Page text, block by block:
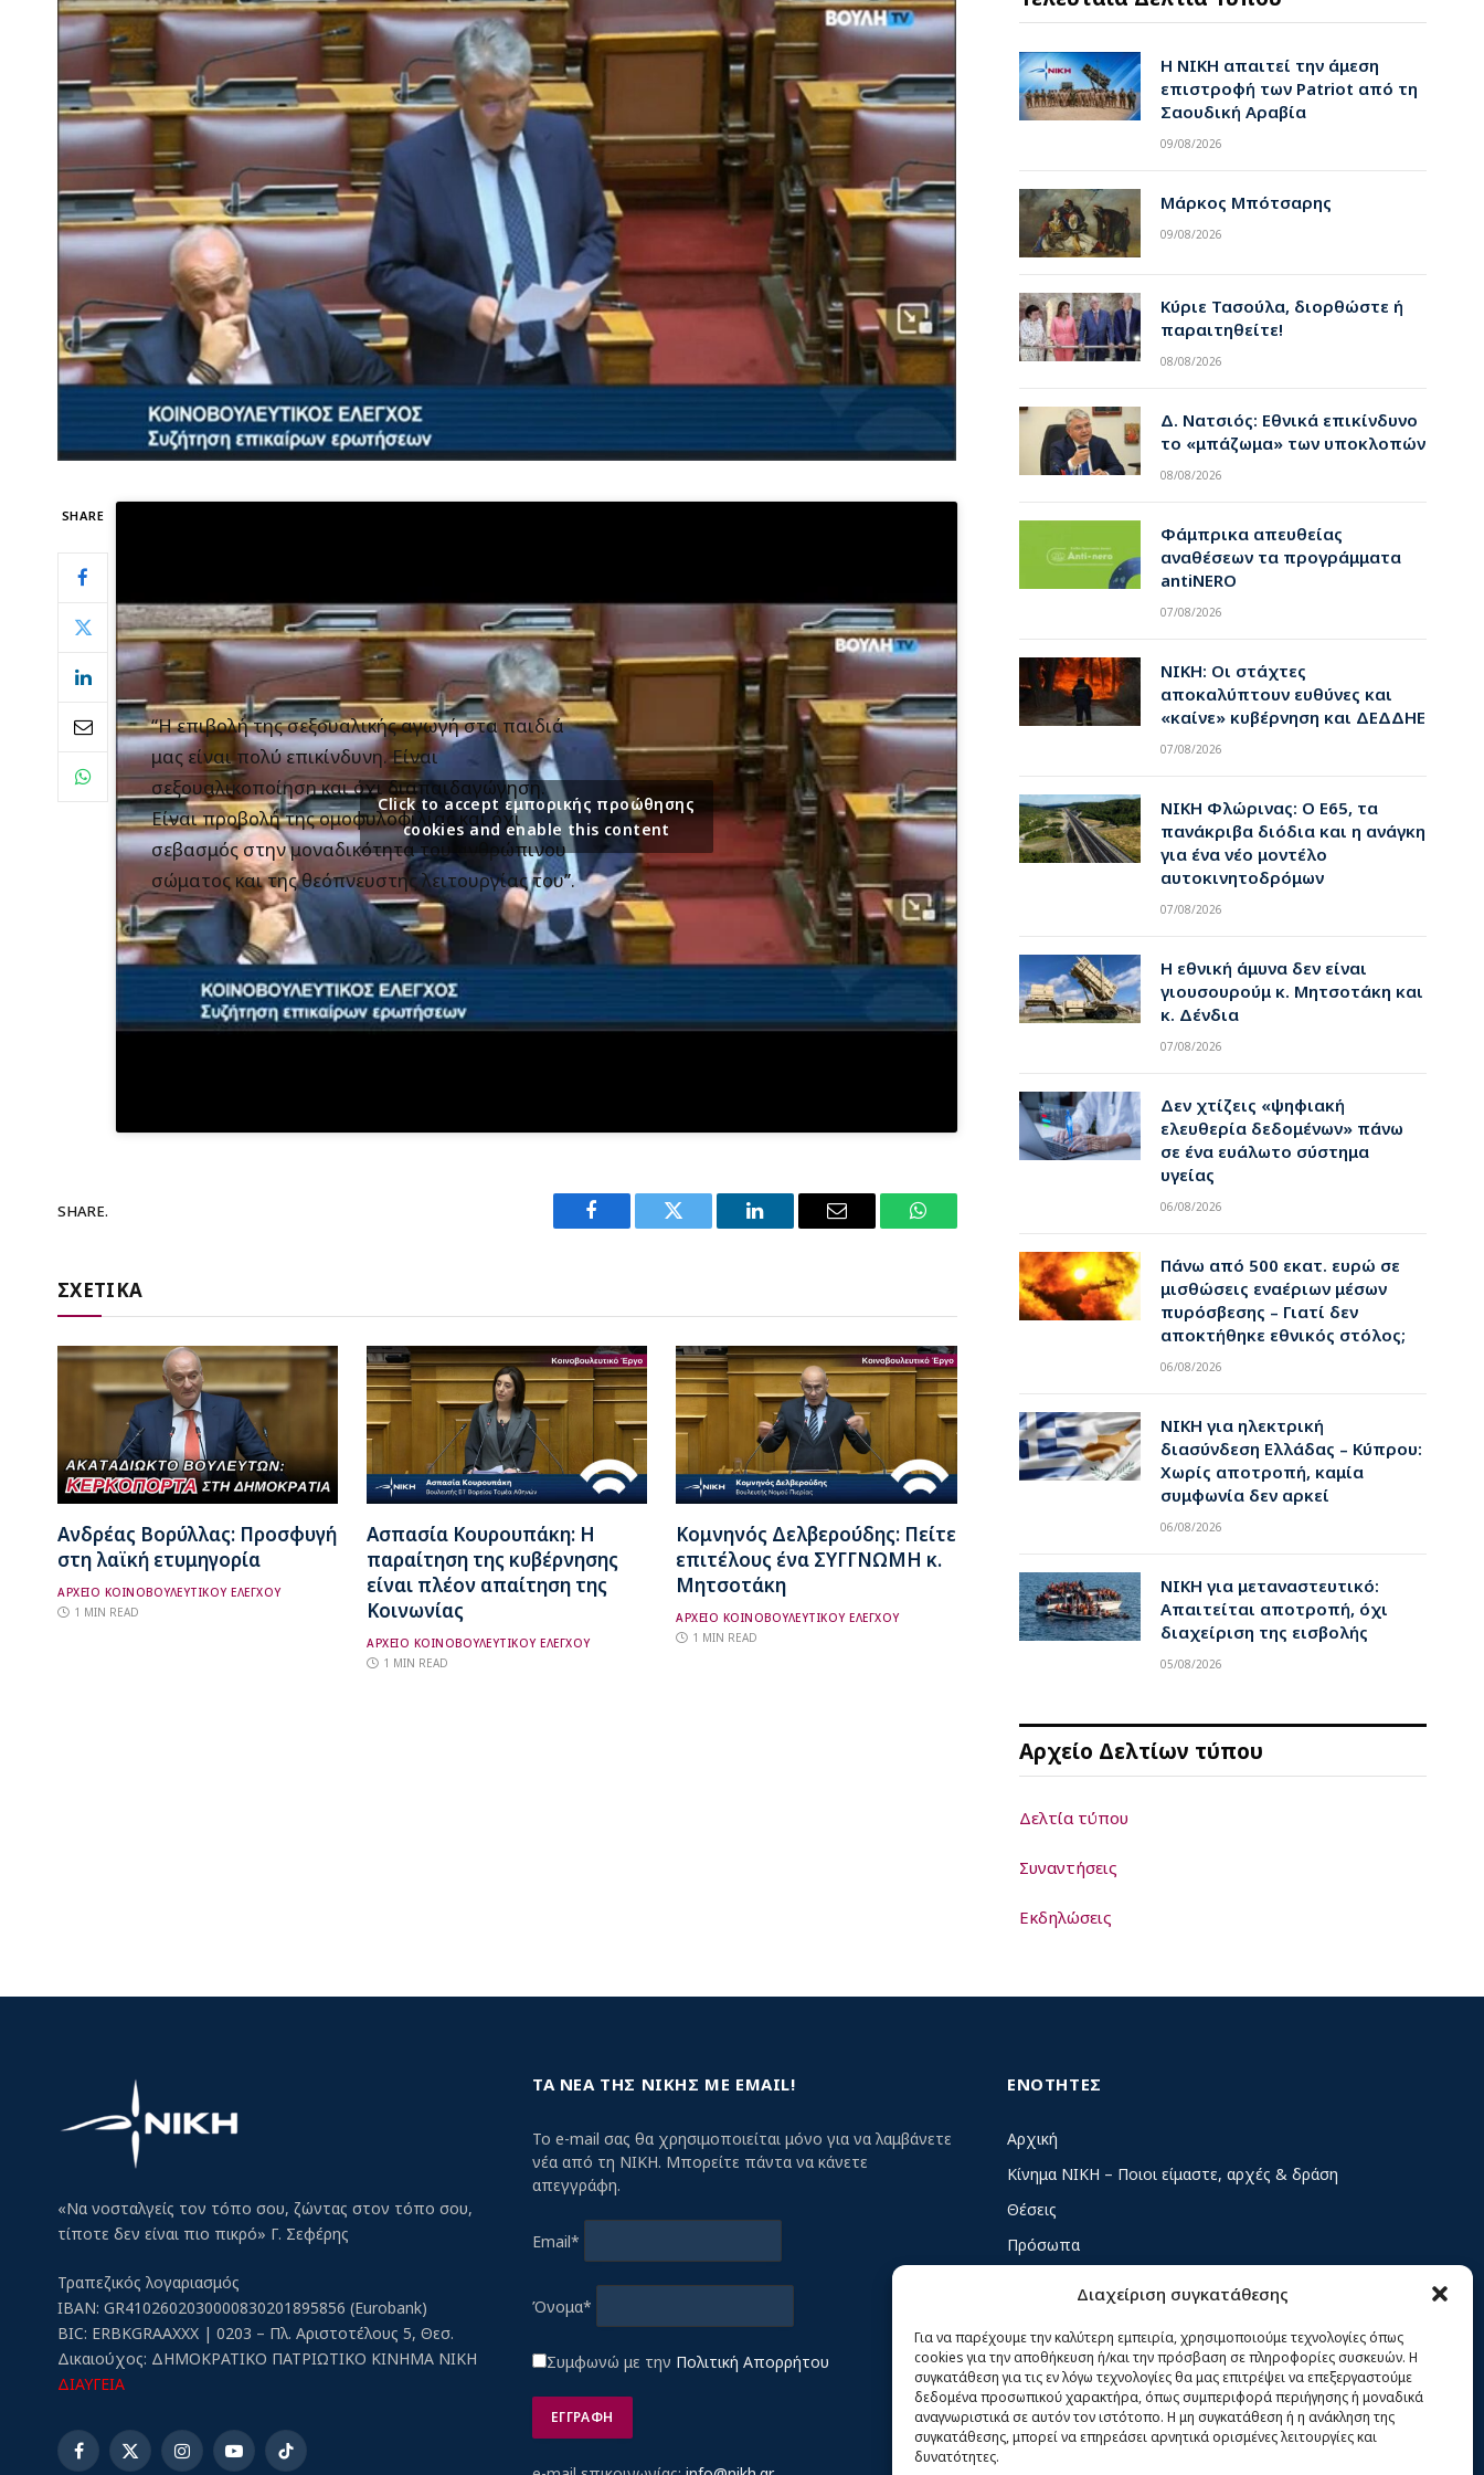
Διαχείριση συγκατάθεσης
Για να παρέχουμε την καλύτερη εμπειρία, χρησιμοποιούμε τεχνολογίες όπως
cookies για την αποθήκευση ή/και την πρόσβαση σε πληροφορίες συσκευών. Η
συγκατάθεση για τις εν λόγω τεχνολογίες θα μας επιτρέψει να επεξεργαστούμε
δεδομένα προσωπικού χαρακτήρα, όπως συμπεριφορά περιήγησης ή μοναδικά
αναγνωριστικά σε αυτόν τον ιστότοπο. Η μη συγκατάθεση ή η ανάκληση της
συγκατάθεσης, μπορεί να επηρεάσει αρνητικά ορισμένες λειτουργίες και
δυνατότητες.
SHARE
“Η επιβολή της σεξουαλικής αγωγή στα παιδιά
μας είναι πολύ επικίνδυνη. Είναι
σεξουαλικοποίηση και όχι διαπαιδαγώγηση.
Είναι προβολή της ομοφυλοφιλίας και όχι
σεβασμός στην μοναδικότητα του ανθρώπινου
σώματος και της θεόπνευστης λειτουργίας του”.
Click to accept εμπορικής προώθησης
cookies and enable this content
SHARE.
Facebook Twitter LinkedIn Email WhatsApp
ΣΧΕΤΙΚΑ
Ανδρέας Βορύλλας: Προσφυγή
στη λαϊκή ετυμηγορία
ΑΡΧΕΙΟ ΚΟΙΝΟΒΟΥΛΕΥΤΙΚΟΥ ΕΛΕΓΧΟΥ
1 MIN READ
Ασπασία Κουρουπάκη: Η
παραίτηση της κυβέρνησης
είναι πλέον απαίτηση της
Κοινωνίας
ΑΡΧΕΙΟ ΚΟΙΝΟΒΟΥΛΕΥΤΙΚΟΥ ΕΛΕΓΧΟΥ
1 MIN READ
Κομνηνός Δελβερούδης: Πείτε
επιτέλους ένα ΣΥΓΓΝΩΜΗ κ.
Μητσοτάκη
ΑΡΧΕΙΟ ΚΟΙΝΟΒΟΥΛΕΥΤΙΚΟΥ ΕΛΕΓΧΟΥ
1 MIN READ
Η ΝΙΚΗ απαιτεί την άμεση
επιστροφή των Patriot από τη
Σαουδική Αραβία
09/08/2026
Μάρκος Μπότσαρης
09/08/2026
Κύριε Τασούλα, διορθώστε ή
παραιτηθείτε!
08/08/2026
Δ. Νατσιός: Εθνικά επικίνδυνο
το «μπάζωμα» των υποκλοπών
08/08/2026
Φάμπρικα απευθείας
αναθέσεων τα προγράμματα
antiNERO
07/08/2026
ΝΙΚΗ: Οι στάχτες
αποκαλύπτουν ευθύνες και
«καίνε» κυβέρνηση και ΔΕΔΔΗΕ
07/08/2026
ΝΙΚΗ Φλώρινας: Ο Ε65, τα
πανάκριβα διόδια και η ανάγκη
για ένα νέο μοντέλο
αυτοκινητοδρόμων
07/08/2026
Η εθνική άμυνα δεν είναι
γιουσουρούμ κ. Μητσοτάκη και
κ. Δένδια
07/08/2026
Δεν χτίζεις «ψηφιακή
ελευθερία δεδομένων» πάνω
σε ένα ευάλωτο σύστημα
υγείας
06/08/2026
Πάνω από 500 εκατ. ευρώ σε
μισθώσεις εναέριων μέσων
πυρόσβεσης – Γιατί δεν
αποκτήθηκε εθνικός στόλος;
06/08/2026
ΝΙΚΗ για ηλεκτρική
διασύνδεση Ελλάδας – Κύπρου:
Χωρίς αποτροπή, καμία
συμφωνία δεν αρκεί
06/08/2026
ΝΙΚΗ για μεταναστευτικό:
Απαιτείται αποτροπή, όχι
διαχείριση της εισβολής
05/08/2026
Αρχείο Δελτίων τύπου
Δελτία τύπου
Συναντήσεις
Εκδηλώσεις
«Να νοσταλγείς τον τόπο σου, ζώντας στον τόπο σου,
τίποτε δεν είναι πιο πικρό» Γ. Σεφέρης
Τραπεζικός λογαριασμός
IBAN: GR4102602030000830201895856 (Eurobank)
BIC: ERBKGRAAXXX | 0203 – Πλ. Αριστοτέλους 5, Θεσ.
Δικαιούχος: ΔΗΜΟΚΡΑΤΙΚΟ ΠΑΤΡΙΩΤΙΚΟ ΚΙΝΗΜΑ ΝΙΚΗ
ΔΙΑΥΓΕΙΑ
Facebook
X
InstagramYouTubeTikTok
ΤΑ ΝΕΑ ΤΗΣ ΝΙΚΗΣ ΜΕ EMAIL!
Το e-mail σας θα χρησιμοποιείται μόνο για να λαμβάνετε
νέα από τη ΝΙΚΗ. Μπορείτε πάντα να κάνετε
απεγγράφη.
Email*
Όνομα*
Συμφωνώ με την Πολιτική Απορρήτου
ΕΝΟΤΗΤΕΣ
Αρχική
Κίνημα ΝΙΚΗ – Ποιοι είμαστε, αρχές & δράση
Θέσεις
Πρόσωπα
Δελτία Τύπου
Άρθρα